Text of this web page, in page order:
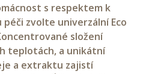
s respektem k
zvolte univerzální Eco
složení
teplotách, a unikátní
a extraktu zajistí